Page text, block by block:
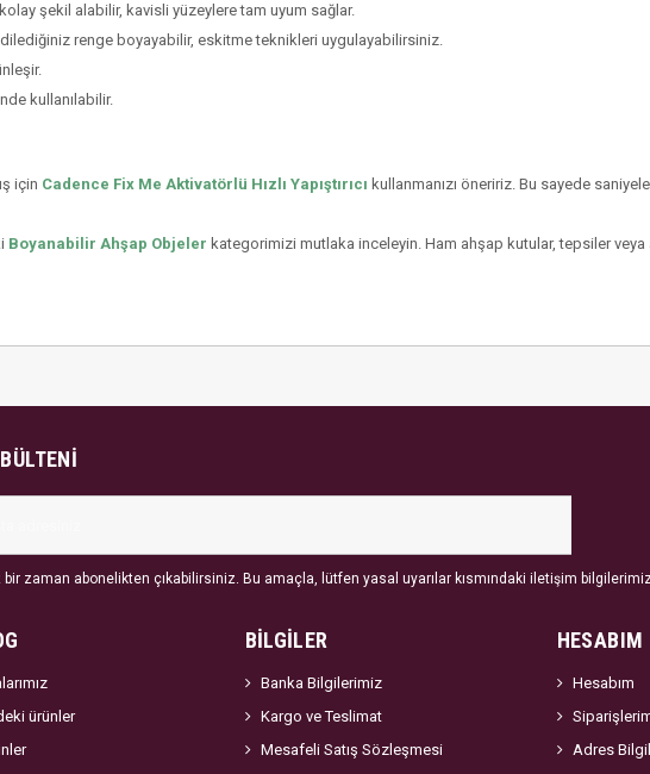
şekil alabilir, kavisli yüzeylere tam uyum sağlar.
renge boyayabilir, eskitme teknikleri uygulayabilirsiniz.
kullanılabilir.
için Cadence Fix Me Aktivatörlü Hızlı Yapıştırıcı kullanmanızı öneririz. Bu sayede
Boyanabilir Ahşap Objeler kategorimizi mutlaka inceleyin. Ham ahşap kutular, tepsiler
zaman abonelikten çıkabilirsiniz. Bu amaçla, lütfen yasal uyarılar kısmındaki iletişim
ürünler
BİLGİLER
Banka Bilgilerimiz
Kargo ve Teslimat
Mesafeli Satış Sözleşmesi
HESABIM
Hesabım
Adres